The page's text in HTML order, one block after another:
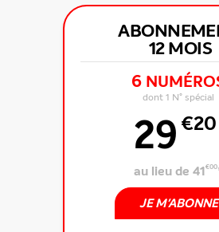
12 MOIS
6
dont 1 N° spécial
29 €20
au lieu de 41€00
JE M'ABONNE